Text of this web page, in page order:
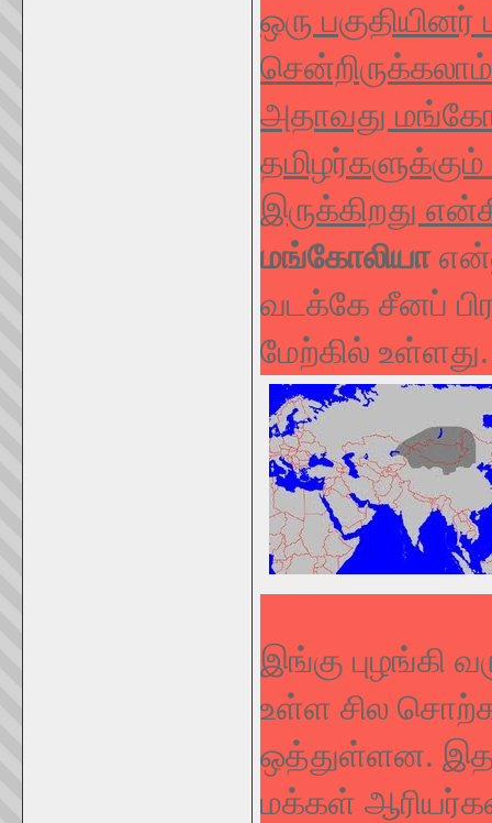
ஒரு
அதாவது
இருக்கிறது
மங்கோலியா
வடக்கே சீனப்
மேற்கில் உள்ளது.
இங்கு புழங்கி
உள்ள சில
ஒத்துள்ளன.
மக்கள்